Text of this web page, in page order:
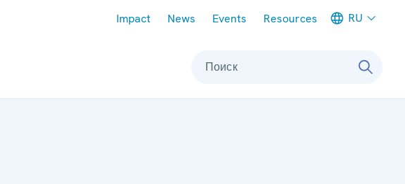
Impact News Events Resources RU
Поиск